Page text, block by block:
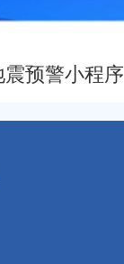
震预警小程序